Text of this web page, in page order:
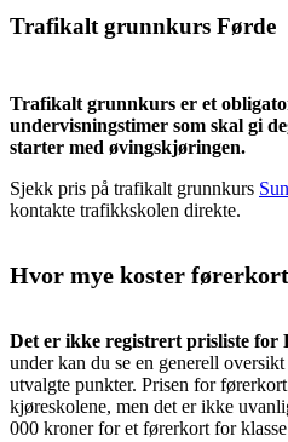
Trafikalt grunnkurs Førde
Trafikalt grunnkurs er et
undervisningstimer som skal gi
starter med øvingskjøringen.
Sjekk pris på trafikalt grunnkurs
kontakte trafikkskolen direkte.
Hvor mye koster
Det er ikke registrert prisliste for
under kan du se en generell
utvalgte punkter. Prisen for
kjøreskolene, men det er ikke
000 kroner for et førerkort for